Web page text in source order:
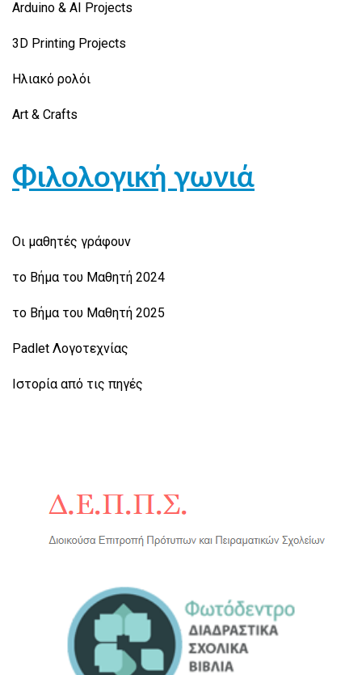
Arduino & AI Projects
3D Printing Projects
Ηλιακό ρολόι
Art & Crafts
Φιλολογική γωνιά
Οι μαθητές γράφουν
το Βήμα του Μαθητή 2024
το Βήμα του Μαθητή 2025
Padlet Λογοτεχνίας
Ιστορία από τις πηγές